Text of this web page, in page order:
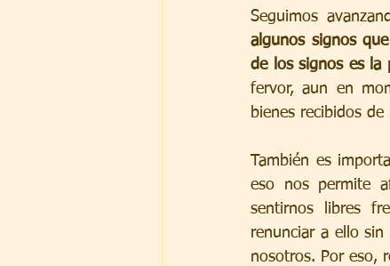
algunos signos
de los signos es la
fervor, aun en
bienes recibidos
También es
eso nos permite
sentirnos libres
renunciar a ello
nosotros. Por eso,